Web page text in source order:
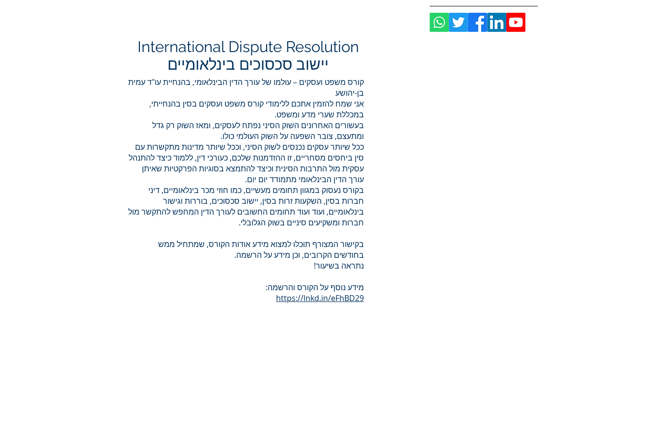
International Dispute Resolution
יישוב סכסוכים בינלאומיים
קורס משפט ועסקים – עולמו של עורך הדין הבינלאומי, בהנחיית עו"ד עמית
בן-יהושע
אני שמח להזמין אתכם ללימודי קורס משפט ועסקים בסין בהנחייתי,
במכללת שערי מדע ומשפט.
בעשורים האחרונים השוק הסיני נפתח לעסקים, ומאז השוק רק גדל
ומתעצם, צובר השפעה על השוק העולמי כולו.
ככל שיותר עסקים נכנסים לשוק הסיני, וככל שיותר מדינות מתקשרות עם
סין ביחסים מסחריים, זו ההזדמנות שלכם, כעורכי דין, ללמוד כיצד להתנהל
עסקית מול התרבות הסינית וכיצד להתמצא בסוגיות הפרקטיות שאיתן
עורך הדין הבינלאומי מתמודד יום יום.
בקורס נעסוק במגוון תחומים מעשיים, כמו חוזי מכר בינלאומיים, דיני
חברות בסין, השקעות זרות בסין, יישוב סכסוכים, בוררות וגישור
בינלאומיים, ועוד ועוד תחומים החשובים לעורך הדין המחפש להתקשר מול
חברות ומשקיעים סיניים בשוק הגלובלי.
בקישור המצורף תוכלו למצוא מידע אודות הקורס, שמתחיל ממש
בחודשים הקרובים, וכן מידע על הרשמה.
נתראה בשיעור!
מידע נוסף על הקורס והרשמה:
https://lnkd.in/eFhBD29